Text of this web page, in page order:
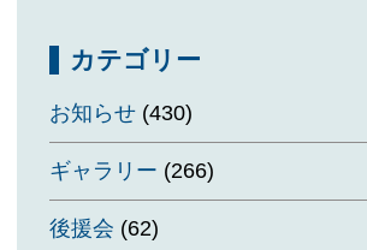
カテゴリー
お知らせ(430)
ギャラリー (266)
後援会 (62)